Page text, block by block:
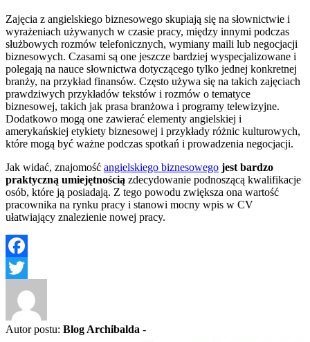
Zajęcia z angielskiego biznesowego skupiają się na słownictwie i
wyrażeniach używanych w czasie pracy, między innymi podczas
służbowych rozmów telefonicznych, wymiany maili lub negocjacji
biznesowych. Czasami są one jeszcze bardziej wyspecjalizowane i
polegają na nauce słownictwa dotyczącego tylko jednej konkretnej
branży, na przykład finansów. Często używa się na takich zajęciach
prawdziwych przykładów tekstów i rozmów o tematyce
biznesowej, takich jak prasa branżowa i programy telewizyjne.
Dodatkowo mogą one zawierać elementy angielskiej i
amerykańskiej etykiety biznesowej i przykłady różnic kulturowych,
które mogą być ważne podczas spotkań i prowadzenia negocjacji.
Jak widać, znajomość angielskiego biznesowego jest bardzo
praktyczną umiejętnością zdecydowanie podnoszącą kwalifikacje
osób, które ją posiadają. Z tego powodu zwiększa ona wartość
pracownika na rynku pracy i stanowi mocny wpis w CV
ułatwiający znalezienie nowej pracy.
Facebook
Twitter
Autor postu: Blog Archibalda -